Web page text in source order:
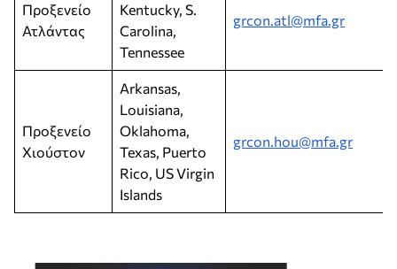
Προξενείο
Ατλάντας
Kentucky, S.
Carolina,
Tennessee
grcon.atl@mfa.gr
Προξενείο
Χιούστον
Arkansas,
Louisiana,
Oklahoma,
Texas, Puerto
Rico, US Virgin
Islands
grcon.hou@mfa.gr